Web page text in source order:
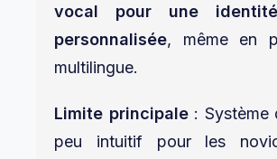
vocal pour une
personnalisée, même en
multilingue.
Limite principale: Système
peu intuitif pour les